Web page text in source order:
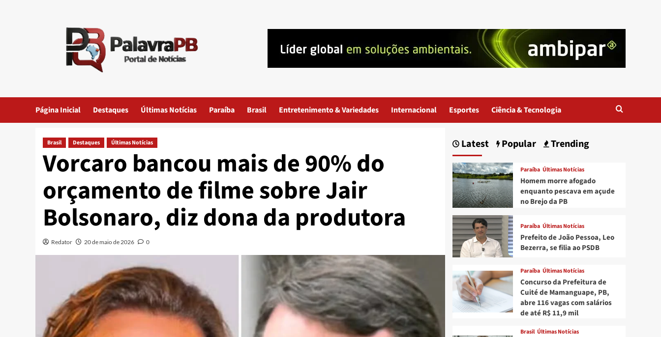
Página Inicial Destaques Últimas Notícias Paraíba Brasil Entretenimento & Variedades Internacional Esportes Ciência & Tecnologia
Brasil Destaques Últimas Notícias
Vorcaro bancou mais de 90% do
orçamento de filme sobre Jair
Bolsonaro, diz dona da produtora
Redator 20 de maio de 2026 0
Latest Popular Trending
Paraíba Últimas Notícias
Homem morre afogado
enquanto pescava em açude
no Brejo da PB
Paraíba Últimas Notícias
Prefeito de João Pessoa, Leo
Bezerra, se filia ao PSDB
Paraíba Últimas Notícias
Concurso da Prefeitura de
Cuité de Mamanguape, PB,
abre 116 vagas com salários
de até R$ 11,9 mil
Brasil Últimas Notícias